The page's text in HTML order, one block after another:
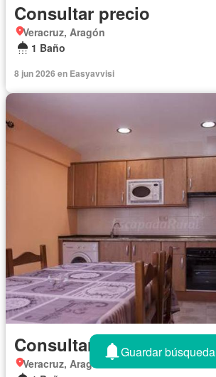
Consultar precio
Veracruz, Aragón
1 Baño
8 jun 2026 en Easyavvisi
Consultar precio
Veracruz, Aragón
Guardar búsqueda